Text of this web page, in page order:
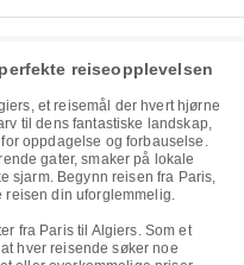
reiseopplevelsen
et reisemål der hvert hjørne
til dens fantastiske landskap,
oppdagelse og forbauselse.
gater, smaker på lokale
sjarm. Begynn reisen fra Paris,
reisen din uforglemmelig.
fra Paris til Algiers. Som et
hver reisende søker noe